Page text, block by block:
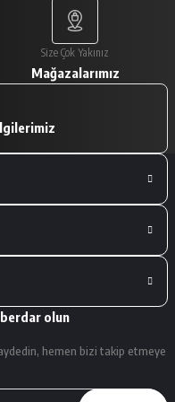
Size Çok Yakınız
Mağazalarımız
olun
hemen bizi takip etmeye